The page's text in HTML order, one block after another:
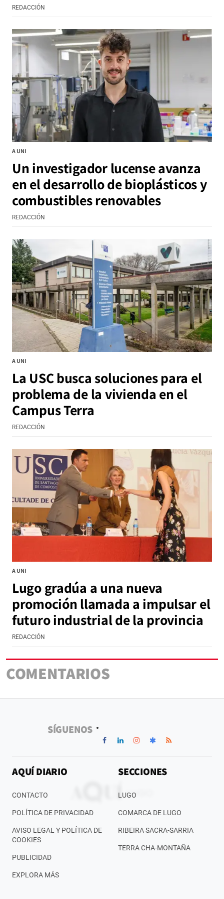
REDACCIÓN
A UNI
Un investigador lucense avanza
en el desarrollo de bioplásticos y
combustibles renovables
REDACCIÓN
A UNI
La USC busca soluciones para el
problema de la vivienda en el
Campus Terra
REDACCIÓN
A UNI
Lugo gradúa a una nueva
promoción llamada a impulsar el
futuro industrial de la provincia
REDACCIÓN
COMENTARIOS
SÍGUENOS
AQUÍ DIARIO
CONTACTO
POLÍTICA DE PRIVACIDAD
AVISO LEGAL Y POLÍTICA DE
COOKIES
PUBLICIDAD
EXPLORA MÁS
SECCIONES
LUGO
COMARCA DE LUGO
RIBEIRA SACRA-SARRIA
TERRA CHA-MONTAÑA